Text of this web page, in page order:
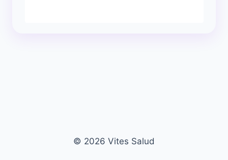
© 2026 Vites Salud